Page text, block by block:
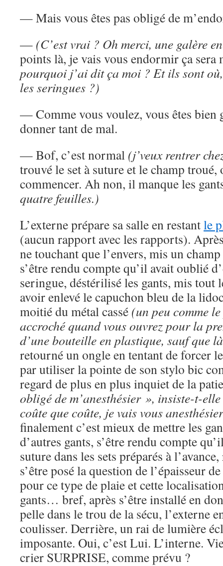
— Mais vous êtes pas obligé de
— (C’est vrai ? Oh merci, une galère
points là, je vais vous endormir ça
pourquoi j’ai dit ça moi ? Et ils sont
les seringues ?)
— Comme vous voulez, vous êtes bien
donner tant de mal.
— Bof, c’est normal (j’veux rentrer
trouvé le set à suture et le champ
commencer. Ah non, il manque les
quatre feuilles.)
L’externe prépare sa salle en restantle
(aucun rapport avec les rapports).
ne touchant que l’envers, mis un
s’être rendu compte qu’il avait oublié
seringue, déstérilisé les gants, mis tout
avoir enlevé le capuchon bleu de la
moitié du métal cassé (un peu comme
accroché quand vous ouvrez pour la
d’une bouteille en plastique, sauf que
retourné un ongle en tentant de forcer
par utiliser la pointe de son stylo bic
regard de plus en plus inquiet de la
obligé de m’anesthésier », insiste-t-
coûte que coûte, je vais vous
finalement c’est mieux de mettre les
d’autres gants, s’être rendu compte
suture dans les sets préparés à
s’être posé la question de l’épaisseur
pour ce type de plaie et cette
gants… bref, après s’être installé en
pelle dans le trou de la sécu, l’externe
coulisser. Derrière, un rai de lumière
imposante. Oui, c’est Lui. L’interne.
crier SURPRISE, comme prévu ?